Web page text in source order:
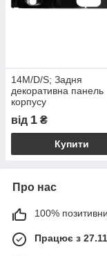
14M/D/S; Задня
декоративна панель
корпусу
від 1 ₴
Купити
Про нас
100%
Працює з